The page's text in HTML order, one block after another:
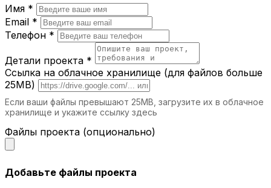
Дома.Параметрический стол станет
украшением гостиной, кухни или
кабинета.
Рестораны и кафе.Уникальные столы
подчеркнут атмосферу вашего заведения.
Выставочные залы.Столы с
оригинальным дизайном привлекают
внимание и создают эффектный фон для
презентаций.
Учебные заведения.Создайте
комфортные и стильные рабочие зоны для
студентов и преподавателей.
Имя *
Email *
Телефон *
Детали проекта *
Ссылка на облачное хранилище (для файлов больше
25MB)
Если ваши файлы превышают 25MB, загрузите их в облачное
хранилище и укажите ссылку здесь
Файлы проекта (опционально)
Добавьте файлы проекта